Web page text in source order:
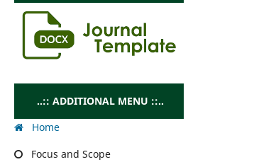
..:: ADDITIONAL MENU ::..
Home
Focus and Scope